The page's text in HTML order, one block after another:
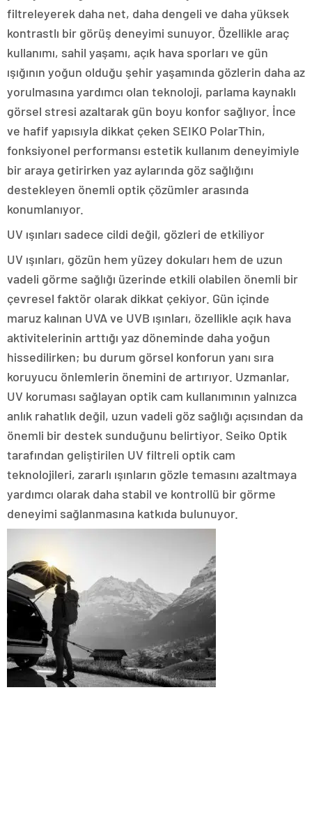
filtreleyerek daha net, daha dengeli ve daha yüksek
kontrastlı bir görüş deneyimi sunuyor. Özellikle araç
kullanımı, sahil yaşamı, açık hava sporları ve gün
ışığının yoğun olduğu şehir yaşamında gözlerin daha az
yorulmasına yardımcı olan teknoloji, parlama kaynaklı
görsel stresi azaltarak gün boyu konfor sağlıyor. İnce
ve hafif yapısıyla dikkat çeken SEIKO PolarThin,
fonksiyonel performansı estetik kullanım deneyimiyle
bir araya getirirken yaz aylarında göz sağlığını
destekleyen önemli optik çözümler arasında
konumlanıyor.
UV ışınları sadece cildi değil, gözleri de etkiliyor
UV ışınları, gözün hem yüzey dokuları hem de uzun
vadeli görme sağlığı üzerinde etkili olabilen önemli bir
çevresel faktör olarak dikkat çekiyor. Gün içinde
maruz kalınan UVA ve UVB ışınları, özellikle açık hava
aktivitelerinin arttığı yaz döneminde daha yoğun
hissedilirken; bu durum görsel konforun yanı sıra
koruyucu önlemlerin önemini de artırıyor. Uzmanlar,
UV koruması sağlayan optik cam kullanımının yalnızca
anlık rahatlık değil, uzun vadeli göz sağlığı açısından da
önemli bir destek sunduğunu belirtiyor. Seiko Optik
tarafından geliştirilen UV filtreli optik cam
teknolojileri, zararlı ışınların gözle temasını azaltmaya
yardımcı olarak daha stabil ve kontrollü bir görme
deneyimi sağlanmasına katkıda bulunuyor.